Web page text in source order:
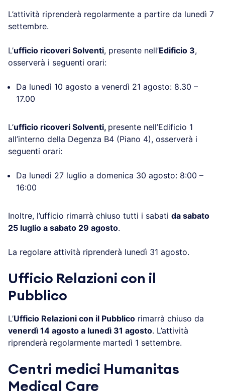
L’attività riprenderà regolarmente a partire da lunedì 7
settembre.
L’ufficio ricoveri Solventi, presente nell’Edificio 3,
osserverà i seguenti orari:
Da lunedì 10 agosto a venerdì 21 agosto: 8.30 –
17.00
L’ufficio ricoveri Solventi, presente nell’Edificio 1
all’interno della Degenza B4 (Piano 4), osserverà i
seguenti orari:
Da lunedì 27 luglio a domenica 30 agosto: 8:00 –
16:00
Inoltre, l’ufficio rimarrà chiuso tutti i sabati da sabato
25 luglio a sabato 29 agosto.
La regolare attività riprenderà lunedì 31 agosto.
Ufficio Relazioni con il
Pubblico
L’Ufficio Relazioni con il Pubblico rimarrà chiuso da
venerdì 14 agosto a lunedì 31 agosto. L’attività
riprenderà regolarmente martedì 1 settembre.
Centri medici Humanitas
Medical Care